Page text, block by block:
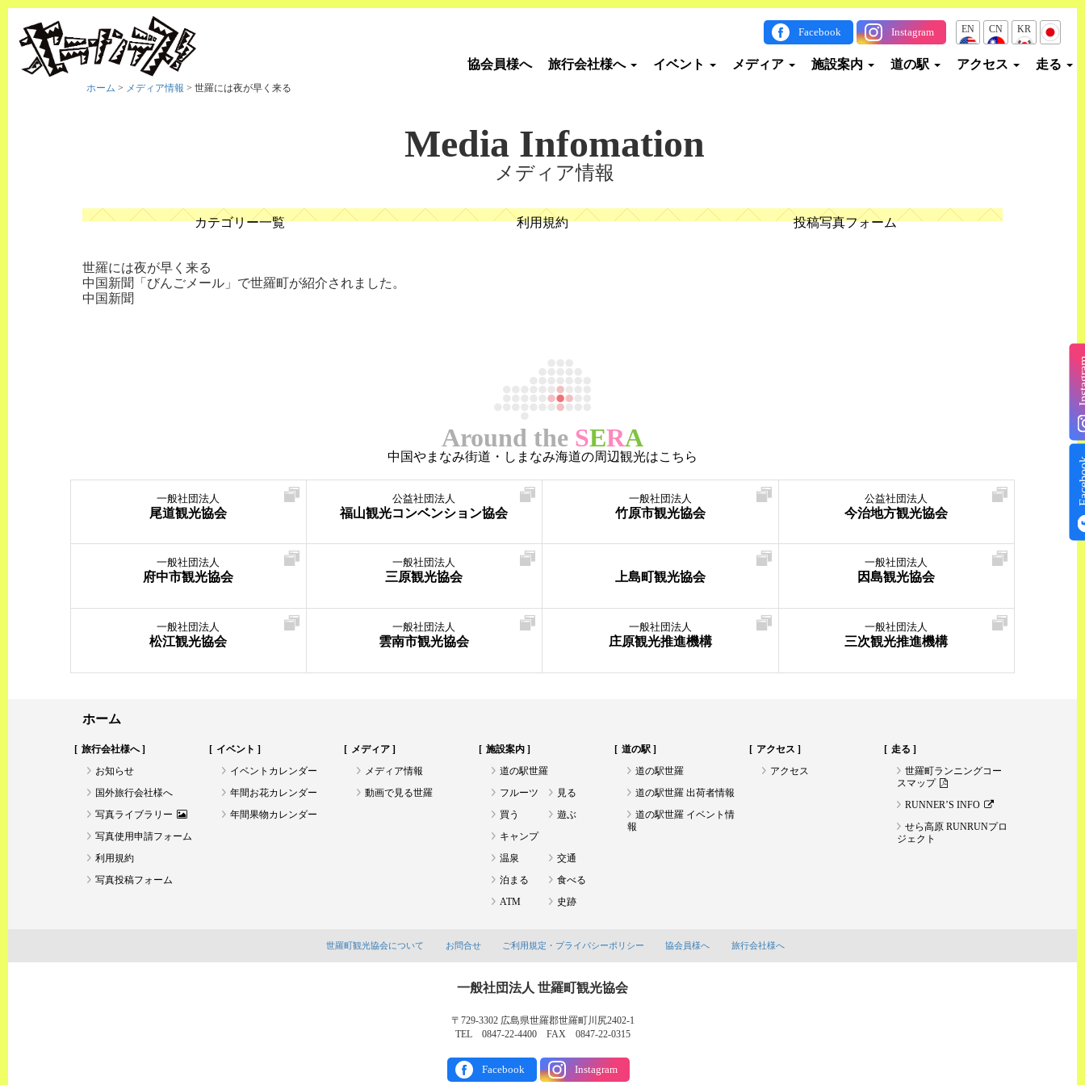
Facebook Instagram EN CN KR JP
協会員様へ 旅行会社様へ イベント メディア 施設案内 道の駅 アクセス 走る
ホーム > メディア情報 > 世羅には夜が早く来る
Media Infomation
メディア情報
カテゴリー一覧 利用規約 投稿写真フォーム
世羅には夜が早く来る
中国新聞「びんごメール」で世羅町が紹介されました。
中国新聞
Around the SERA
中国やまなみ街道・しまなみ海道の周辺観光はこちら
一般社団法人
尾道観光協会
公益社団法人
福山観光コンベンション協会
一般社団法人
竹原市観光協会
公益社団法人
今治地方観光協会
一般社団法人
府中市観光協会
一般社団法人
三原観光協会 上島町観光協会
一般社団法人
因島観光協会
一般社団法人
松江観光協会
一般社団法人
雲南市観光協会
一般社団法人
庄原観光推進機構
一般社団法人
三次観光推進機構
ホーム
旅行会社様へ
お知らせ
国外旅行会社様へ
写真ライブラリー
写真使用申請フォーム
利用規約
写真投稿フォーム
イベント
イベントカレンダー
年間お花カレンダー
年間果物カレンダー
メディア
メディア情報
動画で見る世羅
施設案内
道の駅世羅
フルーツ
見る
買う
遊ぶ
キャンプ
温泉
交通
泊まる
食べる
ATM
史跡
道の駅
道の駅世羅
道の駅世羅 出荷者情報
道の駅世羅 イベント情
報
アクセス
アクセス
走る
世羅町ランニングコー
スマップ
RUNNER’S INFO
せら高原 RUNRUNプロ
ジェクト
世羅町観光協会について お問合せ ご利用規定・プライバシーポリシー 協会員様へ 旅行会社様へ
一般社団法人 世羅町観光協会
〒729-3302 広島県世羅郡世羅町川尻2402-1
TEL 0847-22-4400 FAX 0847-22-0315
Facebook Instagram